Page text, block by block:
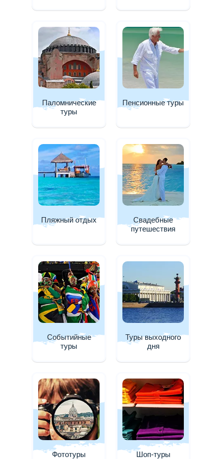
Паломнические
туры
Пенсионные туры
Пляжный отдых
Свадебные
путешествия
Событийные
туры
Туры выходного
дня
Фототуры Шоп-туры